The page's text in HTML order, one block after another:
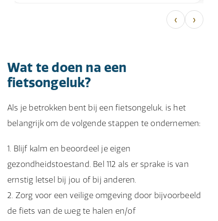
‹ ›
Wat te doen na een
fietsongeluk?
Als je betrokken bent bij een fietsongeluk, is het
belangrijk om de volgende stappen te ondernemen:
Blijf kalm en beoordeel je eigen
gezondheidstoestand. Bel 112 als er sprake is van
ernstig letsel bij jou of bij anderen.
Zorg voor een veilige omgeving door bijvoorbeeld
de fiets van de weg te halen en/of